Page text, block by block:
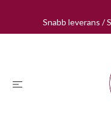
Snabb leverans /